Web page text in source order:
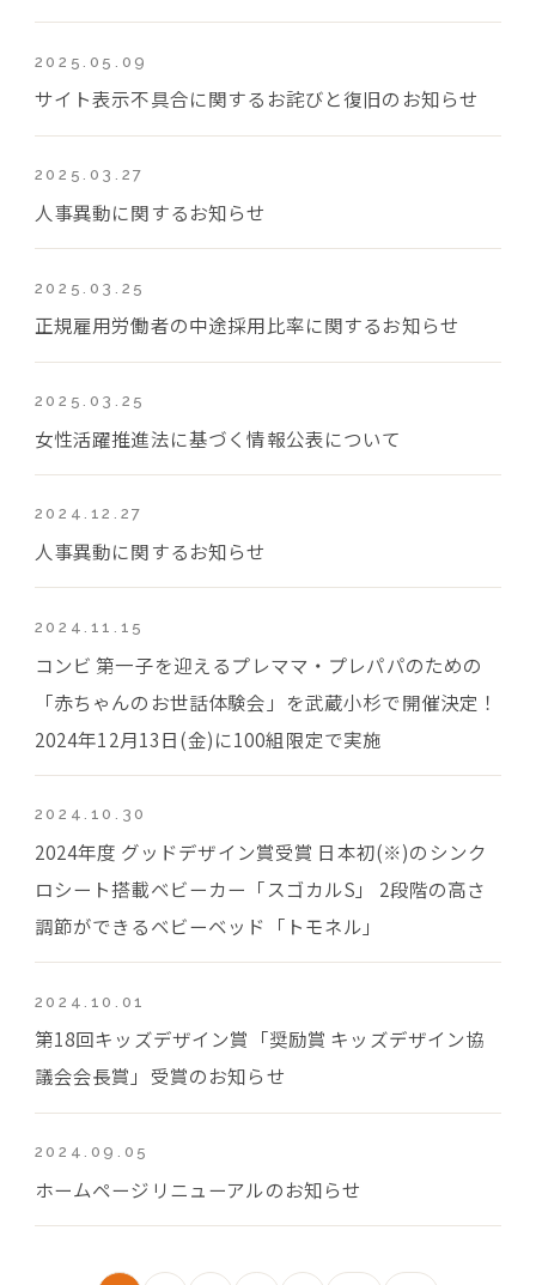
2025.05.09
サイト表示不具合に関するお詫びと復旧のお知らせ
2025.03.27
人事異動に関するお知らせ
2025.03.25
正規雇用労働者の中途採用比率に関するお知らせ
2025.03.25
女性活躍推進法に基づく情報公表について
2024.12.27
人事異動に関するお知らせ
2024.11.15
コンビ 第一子を迎えるプレママ・プレパパのための
「赤ちゃんのお世話体験会」を武蔵小杉で開催決定！
2024年12月13日(金)に100組限定で実施
2024.10.30
2024年度 グッドデザイン賞受賞 日本初(※)のシンク
ロシート搭載ベビーカー「スゴカルS」 2段階の高さ
調節ができるベビーベッド「トモネル」
2024.10.01
第18回キッズデザイン賞「奨励賞 キッズデザイン協
議会会長賞」受賞のお知らせ
2024.09.05
ホームページリニューアルのお知らせ